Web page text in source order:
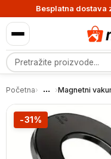
Besplatna dostava
Pretraga proizvoda
Početna› ... ›Magnetni
-31%